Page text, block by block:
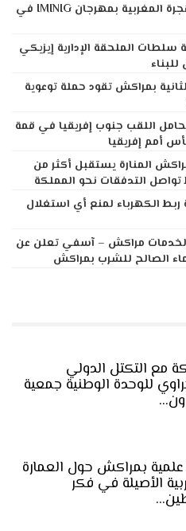
أكادير تحتفي بقرن من الهجرة المغربية بمهرجان IMINIG في
الملحقة الإدارية إيزيكي
بمراكش تقود حملة توعوية
اللقب جنوب إفريقيا في قمة
أمم إفريقيا
2026.. مطار مراكش المنارة يستقبل أكثر من
ربط الكهرباء لمنع أي استغلال
مراكش – آسفي تعلن عن
الصالح للشرب بمراكش
مع التكتل الدولي
للوحدة الوطنية جمعية
بمراكش حول العمارة
الأصيلة في فكر